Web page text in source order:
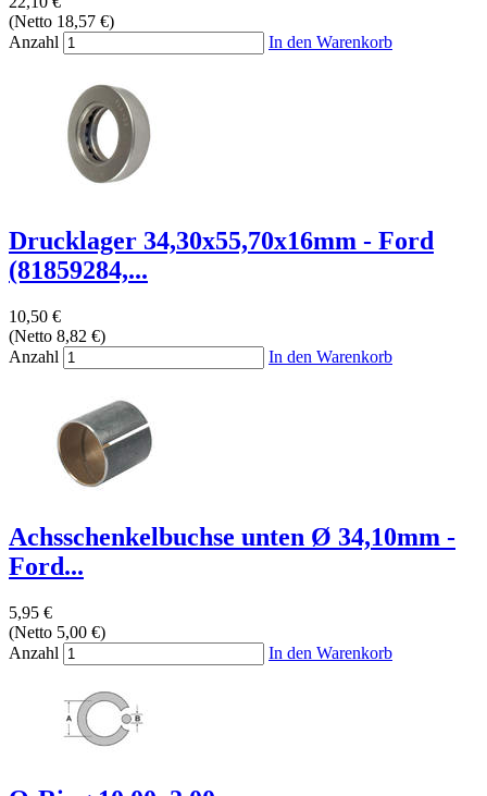
(Netto 18,57 €)
Anzahl
In den Warenkorb
Drucklager 34,30x55,70x16mm - Ford
(81859284,...
10,50 €
(Netto 8,82 €)
Anzahl
In den Warenkorb
Achsschenkelbuchse unten Ø 34,10mm -
Ford...
5,95 €
(Netto 5,00 €)
Anzahl
In den Warenkorb